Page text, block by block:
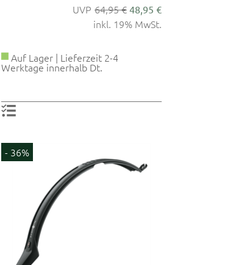
64,95 € 48,95 €
inkl. 19% MwSt.
Auf Lager | Lieferzeit 2-4
Werktage innerhalb Dt.
- 36%